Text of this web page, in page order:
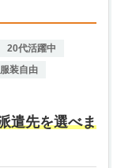
20代活躍中
服装自由
遣先を選べま